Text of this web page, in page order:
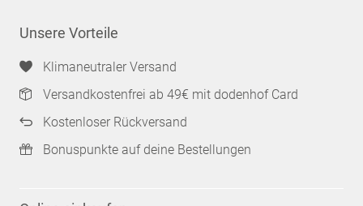
Unsere Vorteile
Klimaneutraler Versand
Versandkostenfrei ab 49€ mit dodenhof Card
Kostenloser Rückversand
Bonuspunkte auf deine Bestellungen